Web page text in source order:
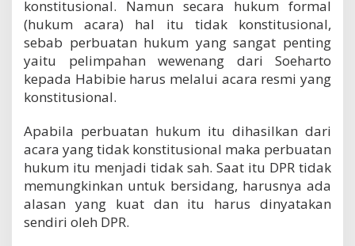
konstitusional. Namun secara hukum formal
(hukum acara) hal itu tidak konstitusional,
sebab perbuatan hukum yang sangat penting
yaitu pelimpahan wewenang dari Soeharto
kepada Habibie harus melalui acara resmi yang
konstitusional.
Apabila perbuatan hukum itu dihasilkan dari
acara yang tidak konstitusional maka perbuatan
hukum itu menjadi tidak sah. Saat itu DPR tidak
memungkinkan untuk bersidang, harusnya ada
alasan yang kuat dan itu harus dinyatakan
sendiri oleh DPR.